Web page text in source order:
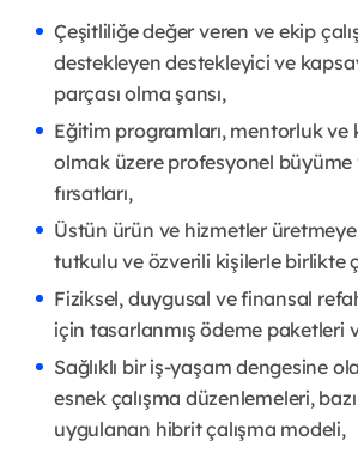
Çeşitliliğe değer veren ve ekip
destekleyen destekleyici ve
parçası olma şansı,
Eğitim programları, mentorluk ve
olmak üzere profesyonel büyüme
fırsatları,
Üstün ürün ve hizmetler
tutkulu ve özverili kişilerle birlikte
Fiziksel, duygusal ve finansal
için tasarlanmış ödeme paketleri
Sağlıklı bir iş-yaşam dengesine
esnek çalışma düzenlemeleri,
uygulanan hibrit çalışma modeli,